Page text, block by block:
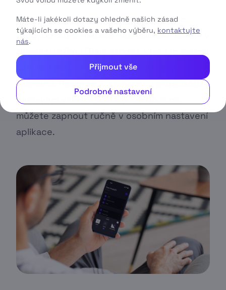
Dlouho jste si o něj psali – a konečně je
tady. Odteď si můžete naši aplikaci užívat i v
k očím a zároveň šetří baterii vašeho
telefonu. Režim se automaticky přizpůsobí
nastavení vašeho systému nebo si ho
můžete zapnout ručně v osobním nastavení
aplikace.
Máte-li jakékoli dotazy ohledně našich zásad
týkajících se cookies a vašeho výběru, kontaktujte
nás.
Přijmout vše
Podrobné nastavení